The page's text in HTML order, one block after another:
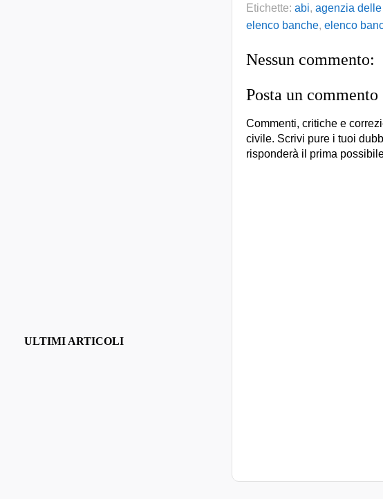
Etichette: abi, agenzia
elenco banche, elenco
Nessun commento:
Posta un commento
Commenti, critiche e
civile. Scrivi pure i tuoi
risponderà il prima
ULTIMI ARTICOLI